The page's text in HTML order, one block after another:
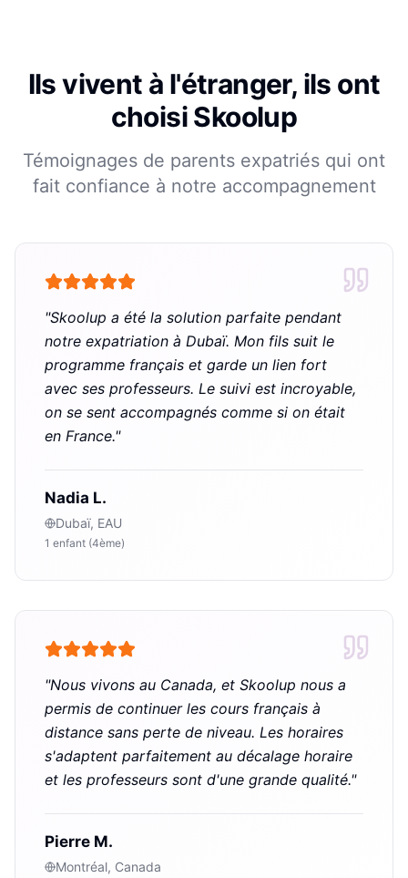
Ils vivent à l'étranger, ils ont
choisi Skoolup
Témoignages de parents expatriés qui ont
fait confiance à notre accompagnement
"Skoolup a été la solution parfaite pendant
notre expatriation à Dubaï. Mon fils suit le
programme français et garde un lien fort
avec ses professeurs. Le suivi est incroyable,
on se sent accompagnés comme si on était
en France."
Nadia L.
Dubaï, EAU
1 enfant (4ème)
"Nous vivons au Canada, et Skoolup nous a
permis de continuer les cours français à
distance sans perte de niveau. Les horaires
s'adaptent parfaitement au décalage horaire
et les professeurs sont d'une grande qualité."
Pierre M.
Montréal, Canada